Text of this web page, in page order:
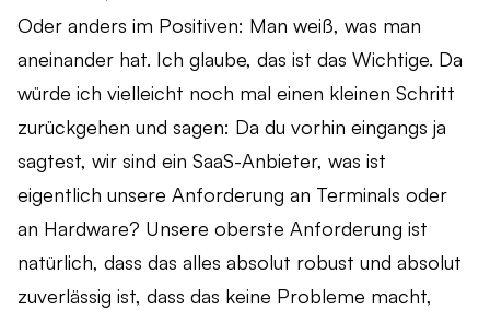
Oder anders im Positiven: Man weiß, was man
aneinander hat. Ich glaube, das ist das Wichtige. Da
würde ich vielleicht noch mal einen kleinen Schritt
zurückgehen und sagen: Da du vorhin eingangs ja
sagtest, wir sind ein SaaS-Anbieter, was ist
eigentlich unsere Anforderung an Terminals oder
an Hardware? Unsere oberste Anforderung ist
natürlich, dass das alles absolut robust und absolut
zuverlässig ist, dass das keine Probleme macht,